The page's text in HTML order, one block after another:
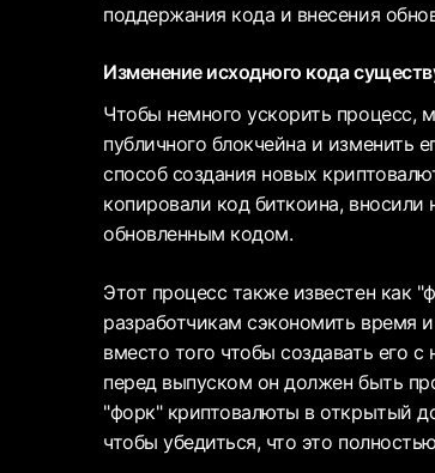
поддержания кода и внесения
Изменение исходного кода
Чтобы немного ускорить процесс,
публичного блокчейна и изменить
способ создания новых
копировали код биткоина,
обновленным кодом.
Этот процесс также известен как
разработчикам сэкономить время
вместо того чтобы создавать его
перед выпуском он должен быть
"форк" криптовалюты в открытый
чтобы убедиться, что это